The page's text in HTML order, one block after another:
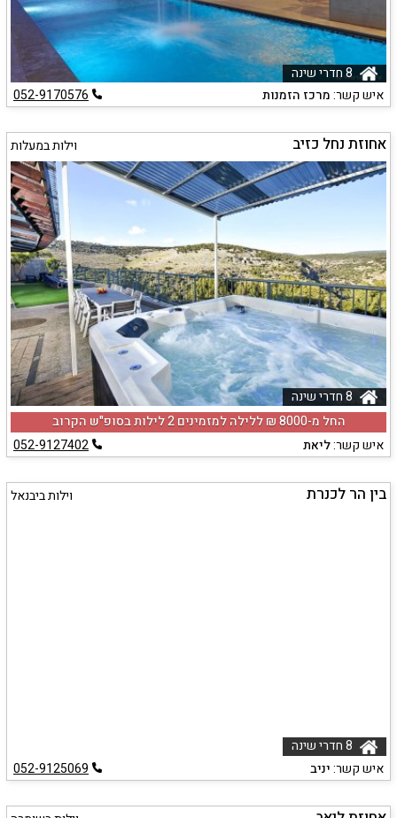
8 חדרי שינה
איש קשר:מרכז הזמנות 052-9170576
אחוזת נחל כזיב וילות במעלות
החל מ-‏8000 ₪ ללילה למזמינים 2 לילות בסופ"ש הקרוב
איש קשר:ליאת 052-9127402
בין הר לכנרת וילות ביבנאל
איש קשר:יניב 052-9125069